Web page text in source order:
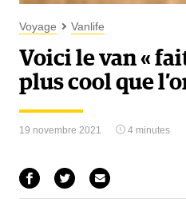
Voyage Vanlife
Voici le van «
plus cool que
19 novembre 2021 4 minutes